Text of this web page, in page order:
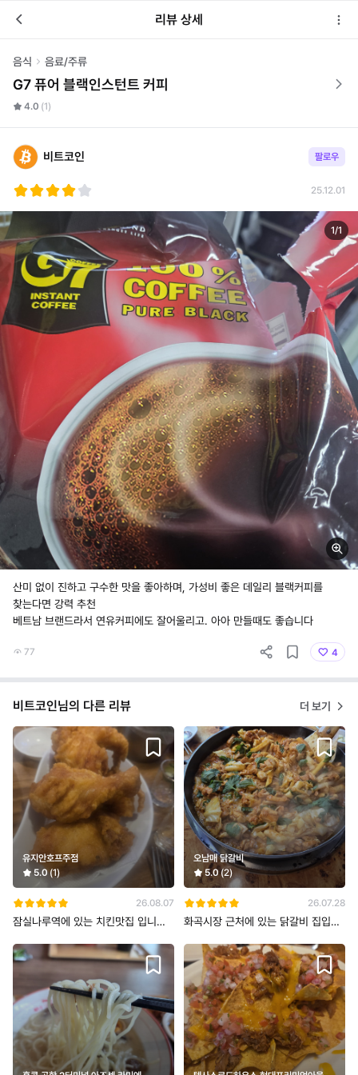
리뷰 상세
음식 음료/주류
G7 퓨어 블랙인스턴트 커피
4.0 (1)
비트코인 팔로우
25.12.01
1/1
산미 없이 진하고 구수한 맛을 좋아하며, 가성비 좋은 데일리 블랙커피를
찾는다면 강력 추천
베트남 브랜드라서 연유커피에도 잘어울리고. 아아 만들때도 좋습니다
77 4
비트코인님의 다른 리뷰 더 보기
유지안호프주점
5.0(1)
26.08.07
잠실나루역에 있는 치킨맛집 입니다.
서
오남매 닭갈비
5.0(2)
26.07.28
화곡시장 근처에 있는 닭갈비 집입니